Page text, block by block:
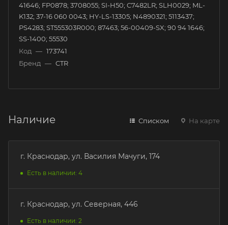
41646; FP0878; 3708055; SI-H50; C7482LR; SLH0029; ML-
K132; 37-16 060 0043; HY-LS-13305; N4890321; 5113437;
PS4283; ST555303R000; 87463; 56-00409-SX; 90 94 1646;
SS-1400; 55530
Код — 173741
Бренд — CTR
Наличие Списком На карте
г. Краснодар, ул. Василия Мачуги, 174
Есть в наличии: 4
г. Краснодар, ул. Северная, 446
Есть в наличии: 2